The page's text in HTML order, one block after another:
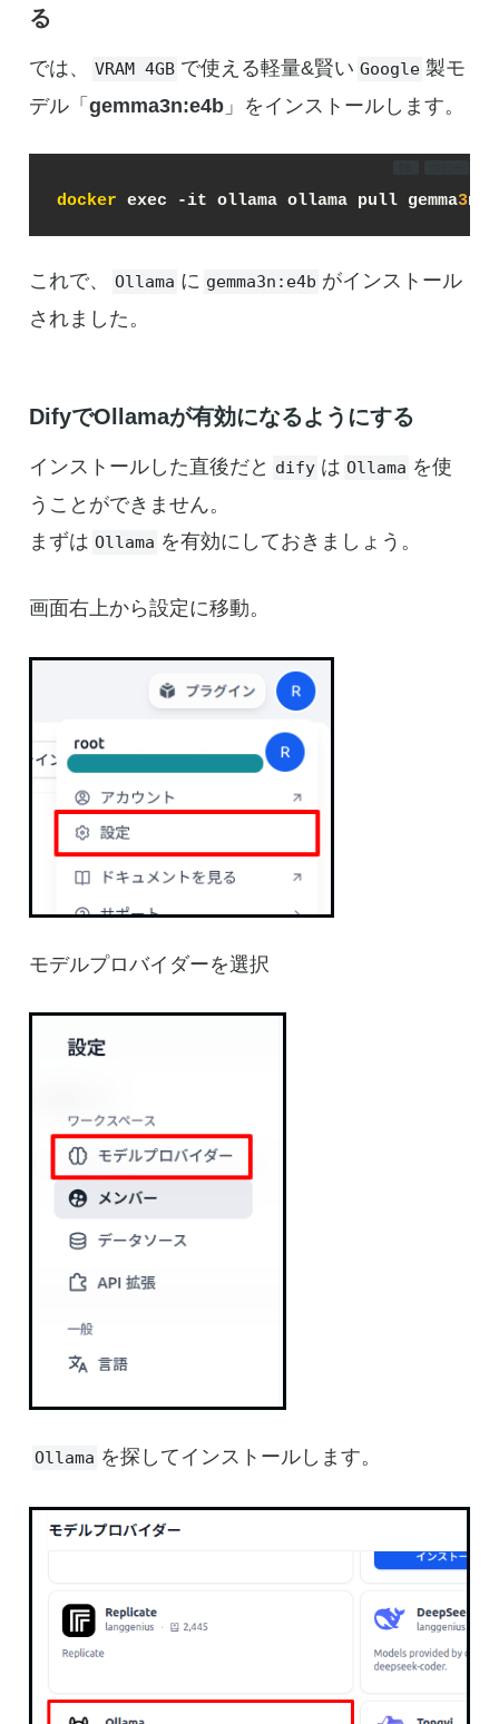
る
では、 VRAM 4GB で使える軽量&賢い Google 製モ
デル「gemma3n:e4b 」をインストールします。
docker exec -it ollama ollama pull gemma3n:e
これで、 Ollama に gemma3n:e4b がインストール
されました。
DifyでOllamaが有効になるようにする
インストールした直後だと dify は Ollama を使
うことができません。
まずは Ollama を有効にしておきましょう。
画面右上から設定に移動。
モデルプロバイダーを選択
Ollama を探してインストールします。